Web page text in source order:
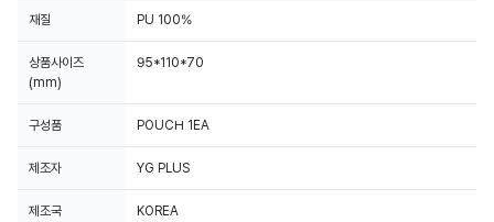
재질 PU 100%
상품사이즈
(mm)
95*110*70
구성품 POUCH 1EA
제조자 YG PLUS
제조국 KOREA